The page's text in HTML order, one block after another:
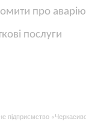
про аварію
послуги
підприємство